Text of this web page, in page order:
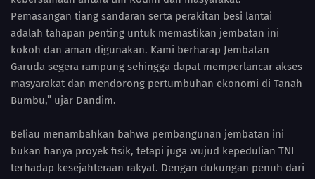
Pemasangan tiang sandaran serta perakitan besi lantai
adalah tahapan penting untuk memastikan jembatan ini
kokoh dan aman digunakan. Kami berharap Jembatan
Garuda segera rampung sehingga dapat memperlancar akses
masyarakat dan mendorong pertumbuhan ekonomi di Tanah
Bumbu,” ujar Dandim.
Beliau menambahkan bahwa pembangunan jembatan ini
bukan hanya proyek fisik, tetapi juga wujud kepedulian TNI
terhadap kesejahteraan rakyat. Dengan dukungan penuh dari